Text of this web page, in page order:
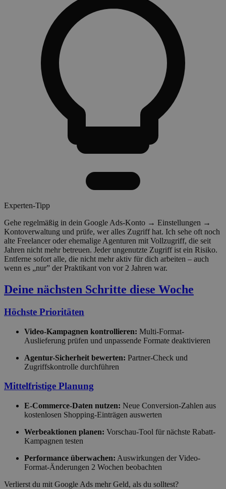
Experten-Tipp
Gehe regelmäßig in dein Google Ads-Konto → Einstellungen →
Kontoverwaltung und prüfe, wer alles Zugriff hat. Ich sehe oft noch
alte Freelancer oder ehemalige Agenturen mit Vollzugriff, die seit
Jahren nicht mehr betreuen. Jeder ungenutzte Zugriff ist ein Risiko.
Entferne sofort alle, die nicht mehr aktiv für dich arbeiten – auch
wenn es „nur” der Praktikant von vor 2 Jahren war.
Deine nächsten Schritte diese Woche
Höchste Prioritäten
Video-Kampagnen kontrollieren: Multi-Format-
Auslieferung prüfen und unpassende Formate deaktivieren
Agentur-Sicherheit bewerten: Partner-Check und
Zugriffskontrolle durchführen
Mittelfristige Planung
E-Commerce-Daten nutzen: Neue Conversion-Zahlen aus
kostenlosen Shopping-Einträgen auswerten
Werbeaktionen planen: Vorschau-Tool für nächste Rabatt-
Kampagnen testen
Performance überwachen: Auswirkungen der Video-
Format-Änderungen 2 Wochen beobachten
Verlierst du mit Google Ads mehr Geld, als du solltest?